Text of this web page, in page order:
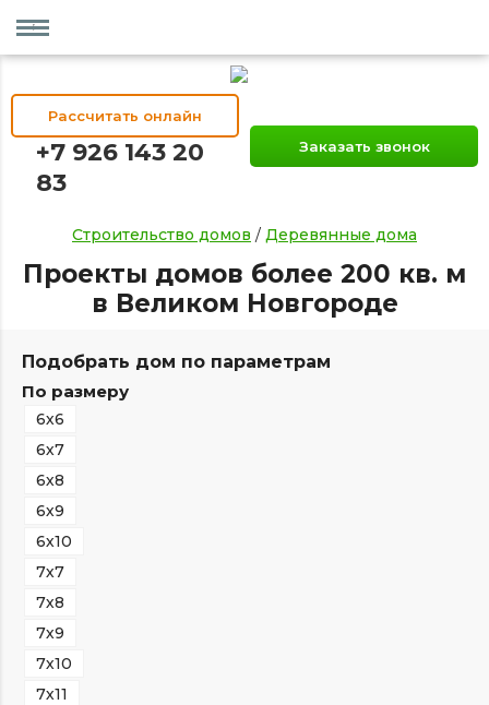
Рассчитать онлайн
+7 926 143 20
83
Заказать звонок
Строительство домов / Деревянные дома
Проекты домов более 200 кв. м
в Великом Новгороде
Подобрать дом по параметрам
По размеру
6х6
6х7
6х8
6х9
6х10
7х7
7х8
7х9
7х10
7х11